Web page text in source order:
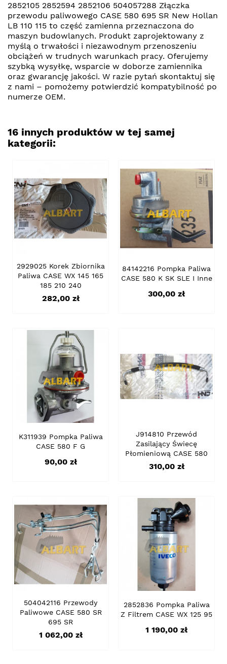
2852105 2852594 2852106 504057288 Złączka
przewodu paliwowego CASE 580 695 SR New Hollan
LB 110 115 to część zamienna przeznaczona do
maszyn budowlanych. Produkt zaprojektowany z
myślą o trwałości i niezawodnym przenoszeniu
obciążeń w trudnych warunkach pracy. Oferujemy
szybką wysyłkę, wsparcie w doborze zamiennika
oraz gwarancję jakości. W razie pytań skontaktuj się
z nami – pomożemy potwierdzić kompatybilność po
numerze OEM.
16 innych produktów w tej samej
kategorii:
2929025 Korek Zbiornika
Paliwa CASE WX 145 165
185 210 240
Cena
282,00 zł
84142216 Pompka Paliwa
CASE 580 K SK SLE I Inne
Cena
300,00 zł
K311939 Pompka Paliwa
CASE 580 F G
Cena
90,00 zł
J914810 Przewód
Zasilający Świecę
Płomieniową CASE 580
Cena
310,00 zł
504042116 Przewody
Paliwowe CASE 580 SR
695 SR
Cena
1 062,00 zł
2852836 Pompka Paliwa
Z Filtrem CASE WX 125 95
Cena
1 190,00 zł